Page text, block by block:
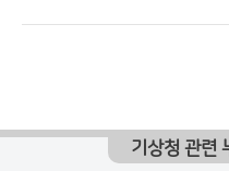
기상청 관련